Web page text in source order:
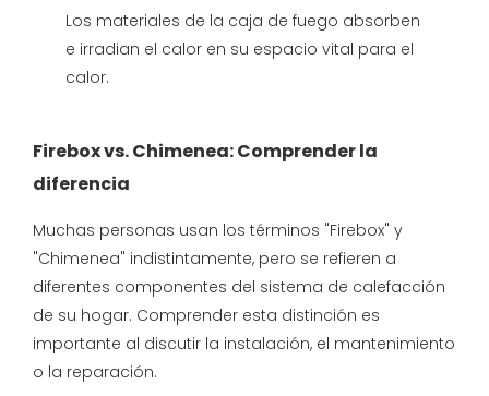
Los materiales de la caja de fuego absorben
e irradian el calor en su espacio vital para el
calor.
Firebox vs. Chimenea: Comprender la
diferencia
Muchas personas usan los términos "Firebox" y
"Chimenea" indistintamente, pero se refieren a
diferentes componentes del sistema de calefacción
de su hogar. Comprender esta distinción es
importante al discutir la instalación, el mantenimiento
o la reparación.